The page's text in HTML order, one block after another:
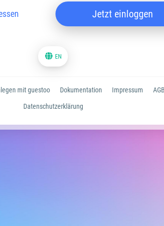
Jetzt einloggen
EN
mit guestoo Dokumentation Impressum
Datenschutzerklärung